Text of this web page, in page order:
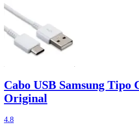
Cabo USB Samsung Tipo
Original
4.8